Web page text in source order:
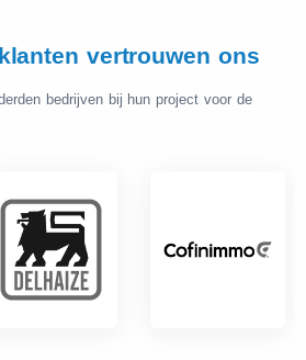
vertrouwen ons
bedrijven bij hun project voor de